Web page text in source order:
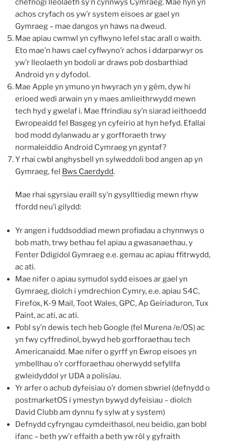
chefnogi lleolaeth sy’n cynnwys Cymraeg. Mae hyn yn
achos cryfach os yw’r system eisoes ar gael yn
Gymraeg – mae dangos yn haws na dweud.
Mae apiau cwmwl yn cyflwyno lefel stac arall o waith.
Eto mae’n haws cael cyflwyno’r achos i ddarparwyr os
yw’r lleolaeth yn bodoli ar draws pob dosbarthiad
Android yn y dyfodol.
Mae Apple yn ymuno yn hwyrach yn y gêm, dyw hi
erioed wedi arwain yn y maes amlieithrwydd mewn
tech hyd y gwelaf i. Mae ffrindiau sy’n siarad ieithoedd
Ewropeaidd fel Basgeg yn cyfeirio at hyn hefyd. Efallai
bod modd dylanwadu ar y gorfforaeth trwy
normaleiddio Android Cymraeg yn gyntaf?
Y rhai cwbl anghysbell yn sylweddoli bod angen ap yn
Gymraeg, fel Bws Caerdydd.
Mae rhai sgyrsiau eraill sy’n gysylltiedig mewn rhyw
ffordd neu’i gilydd:
Yr angen i fuddsoddiad mewn profiadau a chynnwys o
bob math, trwy bethau fel apiau a gwasanaethau, y
Fenter Ddigidol Gymraeg e.e. gemau ac apiau ffitrwydd,
ac ati.
Mae nifer o apiau symudol sydd eisoes ar gael yn
Gymraeg, diolch i ymdrechion Cymry, e.e. apiau S4C,
Firefox, K-9 Mail, Toot Wales, GPC, Ap Geiriaduron, Tux
Paint, ac ati, ac ati.
Pobl sy’n dewis tech heb Google (fel Murena /e/OS) ac
yn fwy cyffredinol, bywyd heb gorfforaethau tech
Americanaidd. Mae nifer o gyrff yn Ewrop eisoes yn
ymbellhau o’r corfforaethau oherwydd sefyllfa
gwleidyddol yr UDA a polisïau.
Yr arfer o achub dyfeisiau o’r domen sbwriel (defnydd o
postmarketOS i ymestyn bywyd dyfeisiau – diolch
David Clubb am dynnu fy sylw at y system)
Defnydd cyfryngau cymdeithasol, neu beidio, gan bobl
ifanc – beth yw’r effaith a beth yw rôl y gyfraith